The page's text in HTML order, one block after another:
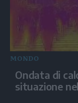
MONDO
Ondata di
situazione